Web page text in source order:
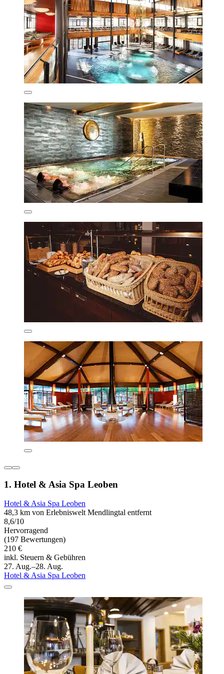
1. Hotel & Asia Spa Leoben
Hotel & Asia Spa Leoben
48,3 km von Erlebniswelt Mendlingtal entfernt
8,6/10
Hervorragend
(197 Bewertungen)
210 €
inkl. Steuern & Gebühren
27. Aug.–28. Aug.
Hotel & Asia Spa Leoben